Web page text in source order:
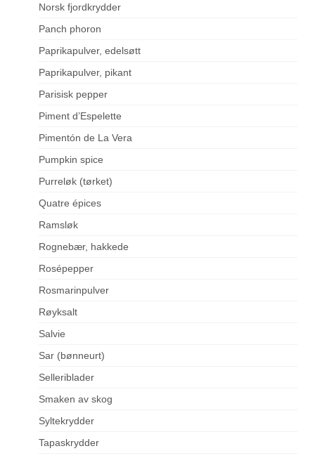
Norsk fjordkrydder
Panch phoron
Paprikapulver, edelsøtt
Paprikapulver, pikant
Parisisk pepper
Piment d’Espelette
Pimentón de La Vera
Pumpkin spice
Purreløk (tørket)
Quatre épices
Ramsløk
Rognebær, hakkede
Rosépepper
Rosmarinpulver
Røyksalt
Salvie
Sar (bønneurt)
Selleriblader
Smaken av skog
Syltekrydder
Tapaskrydder